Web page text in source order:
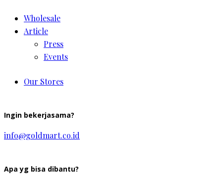
Wholesale
Article
Press
Events
Our Stores
Ingin bekerjasama?
info@goldmart.co.id
Apa yg bisa dibantu?